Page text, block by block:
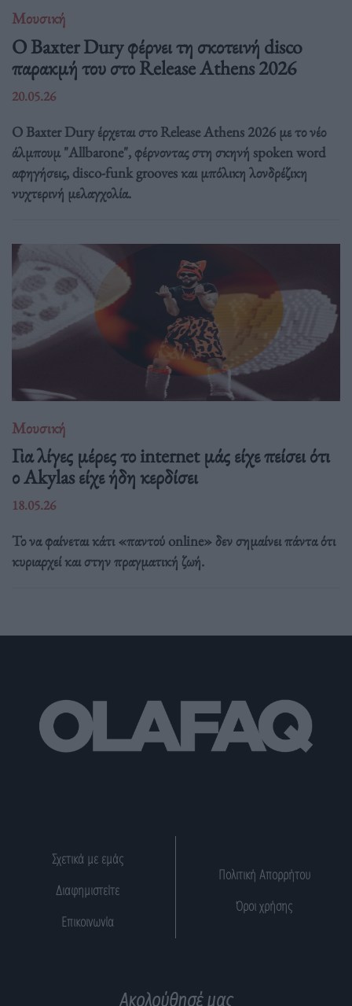
Μουσική
Ο Baxter Dury φέρνει τη σκοτεινή disco
παρακμή του στο Release Athens 2026
20.05.26
Ο Baxter Dury έρχεται στο Release Athens 2026 με το νέο
άλμπουμ "Allbarone", φέρνοντας στη σκηνή spoken word
αφηγήσεις, disco-funk grooves και μπόλικη λονδρέζικη
νυχτερινή μελαγχολία.
Μουσική
Για λίγες μέρες το internet μάς είχε πείσει ότι
ο Akylas είχε ήδη κερδίσει
18.05.26
Το να φαίνεται κάτι «παντού online» δεν σημαίνει πάντα ότι
κυριαρχεί και στην πραγματική ζωή.
Σχετικά με εμάς
Διαφημιστείτε
Επικοινωνία
Πολιτική Απορρήτου
Όροι χρήσης
Ακολούθησέ μας